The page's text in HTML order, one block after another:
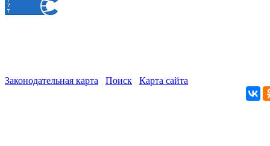
Законодательная карта Поиск Карта сайта